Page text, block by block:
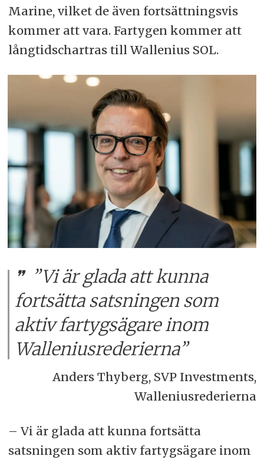
Marine, vilket de även fortsättningsvis
kommer att vara. Fartygen kommer att
långtidschartras till Wallenius SOL.
”Vi är glada att kunna
fortsätta satsningen som
aktiv fartygsägare inom
Walleniusrederierna”
Anders Thyberg, SVP Investments,
Walleniusrederierna
– Vi är glada att kunna fortsätta
satsningen som aktiv fartygsägare inom